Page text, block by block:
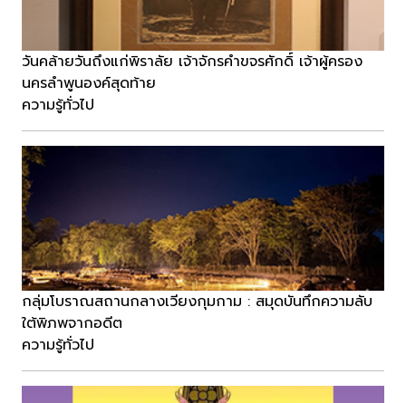
วันคล้ายวันถึงแก่พิราลัย เจ้าจักรคำขจรศักดิ์ เจ้าผู้ครอง
นครลำพูนองค์สุดท้าย
ความรู้ทั่วไป
กลุ่มโบราณ​สถาน​กลางเวียง​กุมกาม​ : สมุดบันทึกความลับ
ใต้พิภพ​จากอดีต
ความรู้ทั่วไป